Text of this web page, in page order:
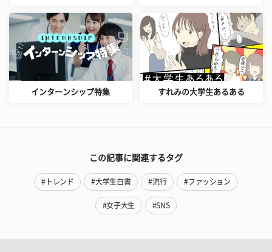
インターンシップ特集 すれみの大学生あるある
この記事に関連するタグ
#トレンド #大学生白書 #流行 #ファッション
#女子大生 #SNS